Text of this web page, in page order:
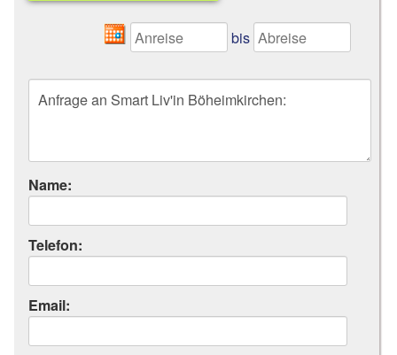
bis
Name:
Telefon:
Email: